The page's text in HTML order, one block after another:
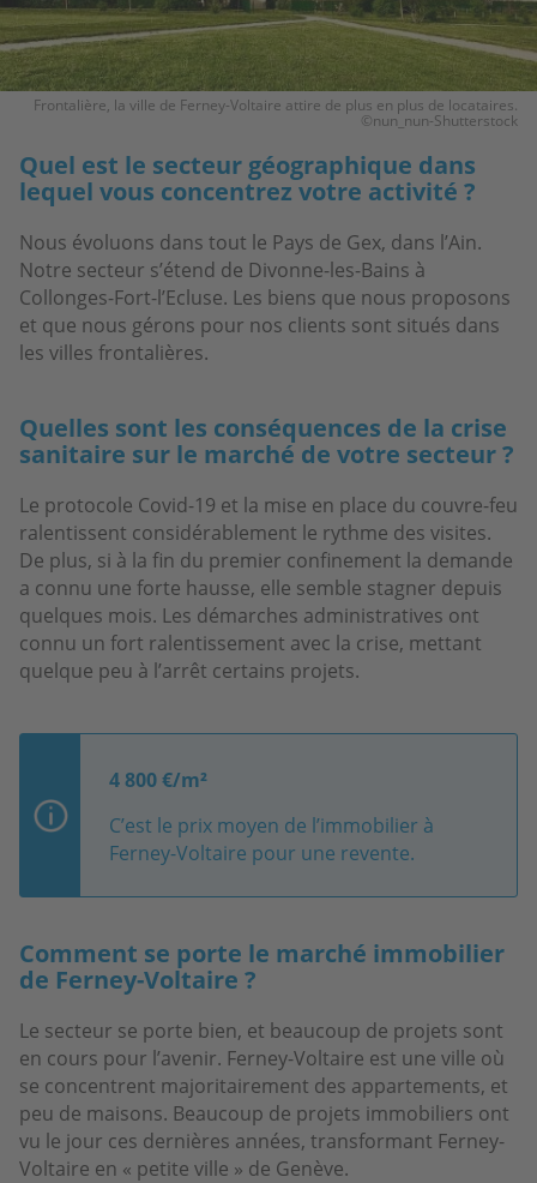
Frontalière, la ville de Ferney-Voltaire attire de plus en plus de locataires.
©nun_nun-Shutterstock
Quel est le secteur géographique dans
lequel vous concentrez votre activité ?
Nous évoluons dans tout le Pays de Gex, dans l’Ain.
Notre secteur s’étend de Divonne-les-Bains à
Collonges-Fort-l’Ecluse. Les biens que nous proposons
et que nous gérons pour nos clients sont situés dans
les villes frontalières.
Quelles sont les conséquences de la crise
sanitaire sur le marché de votre secteur ?
Le protocole Covid-19 et la mise en place du couvre-feu
ralentissent considérablement le rythme des visites.
De plus, si à la fin du premier confinement la demande
a connu une forte hausse, elle semble stagner depuis
quelques mois. Les démarches administratives ont
connu un fort ralentissement avec la crise, mettant
quelque peu à l’arrêt certains projets.
4 800 €/m²
C’est le prix moyen de l’immobilier à
Ferney-Voltaire pour une revente.
Comment se porte le marché immobilier
de Ferney-Voltaire ?
Le secteur se porte bien, et beaucoup de projets sont
en cours pour l’avenir. Ferney-Voltaire est une ville où
se concentrent majoritairement des appartements, et
peu de maisons. Beaucoup de projets immobiliers ont
vu le jour ces dernières années, transformant Ferney-
Voltaire en « petite ville » de Genève.